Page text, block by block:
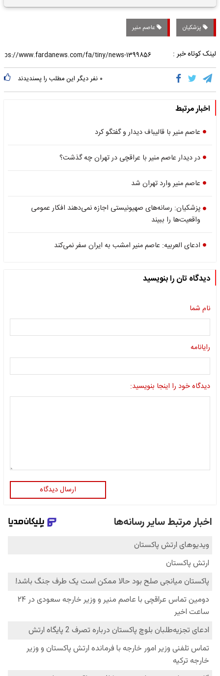
تاریخی واریز خواهد شد؟
پزشکیان عاصم منیر
لینک کوتاه خبر :
۰ نفر دیگر این مطلب را پسندیدند
اخبار مرتبط
عاصم منیر با قالیباف دیدار و گفتگو کرد
در دیدار عاصم منیر با عراقچی در تهران چه گذشت؟
عاصم منیر وارد تهران شد
پزشکیان: رسانه‌های صهیونیستی اجازه نمی‌دهند افکار عمومی
واقعیت‌ها را ببیند
ادعای العربیه: عاصم منیر امشب به ایران سفر نمی‌کند
دیدگاه تان را بنویسید
نام شما
رایانامه
دیدگاه خود را اینجا بنویسید:
ارسال دیدگاه